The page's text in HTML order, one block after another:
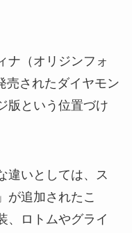
ナ（オリジンフォ
売されたダイヤモン
版という位置づけ
違いとしては、ス
が追加されたこ
、ロトムやグライ